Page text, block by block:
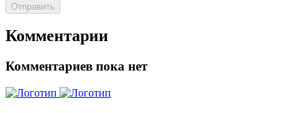
Отправить
Комментарии
Комментариев пока нет